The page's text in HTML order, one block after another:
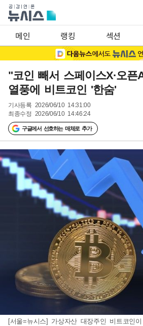
메인 랭킹 섹션
"코인 빼서 스페이스X·오
열풍에 비트코인 '한숨'
기사등록 2026/06/10 14:31:00
최종수정 2026/06/10 14:46:24
구글에서 선호하는 매체로 추가
[서울=뉴시스] 가상자산 대장주인 비트코인